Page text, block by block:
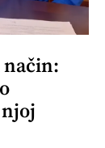
način: